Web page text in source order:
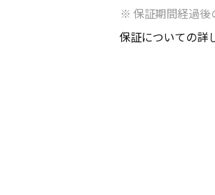
保証期間経過後
保証についての詳